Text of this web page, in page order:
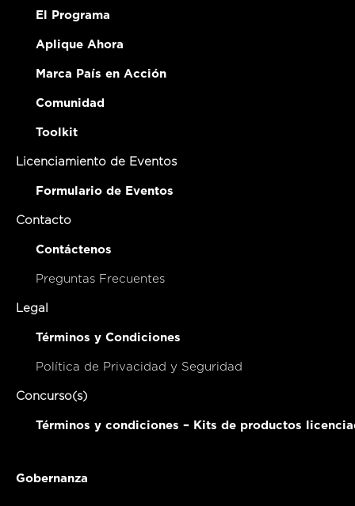
El Programa
Aplique Ahora
Marca País en Acción
Comunidad
Toolkit
Licenciamiento de Eventos
Formulario de Eventos
Contacto
Contáctenos
Preguntas Frecuentes
Legal
Términos y Condiciones
Política de Privacidad y Seguridad
Concurso(s)
Términos y condiciones – Kits de productos
Gobernanza